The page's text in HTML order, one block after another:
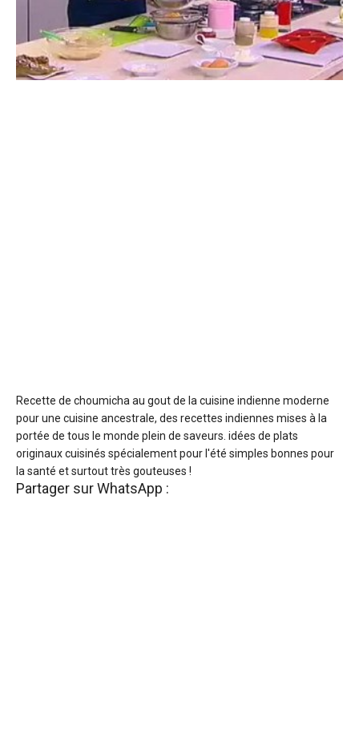
Recette de choumicha au gout de la cuisine indienne moderne
pour une cuisine ancestrale, des recettes indiennes mises à la
portée de tous le monde plein de saveurs. idées de plats
originaux cuisinés spécialement pour l'été simples bonnes pour
la santé et surtout très gouteuses !
Partager sur WhatsApp :